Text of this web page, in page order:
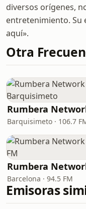
diversos orígenes,
entretenimiento. Su
aquí».
Otra
Barquisimeto · 106.7
Barcelona · 94.5 FM
Emisoras